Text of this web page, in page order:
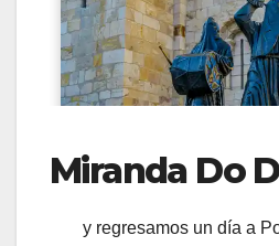
Miranda Do
y regresamos un día a